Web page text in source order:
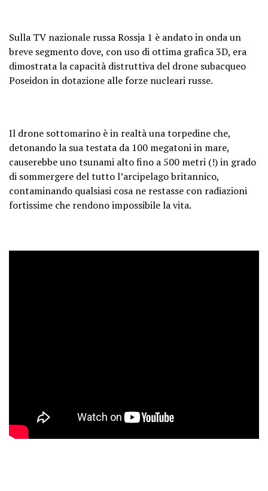
Sulla TV nazionale russa Rossja 1 è andato in onda un
breve segmento dove, con uso di ottima grafica 3D, era
dimostrata la capacità distruttiva del drone subacqueo
Poseidon in dotazione alle forze nucleari russe.
Il drone sottomarino è in realtà una torpedine che,
detonando la sua testata da 100 megatoni in mare,
causerebbe uno tsunami alto fino a 500 metri (!) in grado
di sommergere del tutto l’arcipelago britannico,
contaminando qualsiasi cosa ne restasse con radiazioni
fortissime che rendono impossibile la vita.